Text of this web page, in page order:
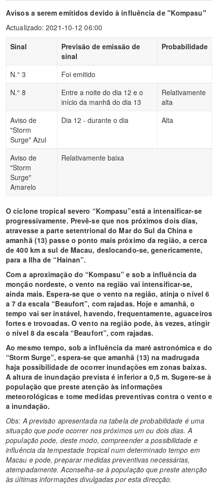
Avisos a serem emitidos devido à influência de "Kompasu"
Actualizado: 2021-10-12 06:00
Sinal
Previsão de emissão de
sinal
Probabilidade
N.° 3
Foi emitido
N.° 8
Entre a noite do dia 12 e o
início da manhã do dia 13
Relativamente
alta
Aviso de
"Storm
Surge" Azul
Dia 12 - durante o dia Alta
Aviso de
"Storm
Surge"
Amarelo
Relativamente baixa
O ciclone tropical severo “Kompasu”está a intensificar-se
progressivamente. Prevê-se que nos próximos dois dias,
atravesse a parte setentrional do Mar do Sul da China e
amanhã (13) passe o ponto mais próximo da região, a cerca
de 400 km a sul de Macau, deslocando-se, genericamente,
para a Ilha de “Hainan”.
Com a aproximação do “Kompasu” e sob a influência da
monção nordeste, o vento na região vai intensificar-se,
ainda mais. Espera-se que o vento na região, atinja o nível 6
a 7 da escala “Beaufort”, com rajadas. Hoje e amanhã, o
tempo vai ser instável, havendo, frequentamente, aguaceiros
fortes e trovoadas. O vento na região pode, às vezes, atingir
o nível 8 da escala “Beaufort”, com rajadas.
Ao mesmo tempo, sob a influência da maré astronómica e do
“Storm Surge”, espera-se que amanhã (13) na madrugada
haja possibilidade de ocorrer inundações em zonas baixas.
A altura de inundação prevista é inferior a 0,5 m. Sugere-se à
população que preste atenção às informações
meteorológicas e tome medidas preventivas contra o vento e
a inundação.
Obs: A previsão apresentada na tabela de probabilidade é uma
situação que pode ocorrer nos próximos um ou dois dias. A
população pode, deste modo, compreender a possibilidade e
influência da tempestade tropical num determinado tempo em
Macau e pode, preparar medidas preventivas necessárias,
atempadamente. Aconselha-se à população que preste atenção
às últimas informações divulgadas por esta direcção.